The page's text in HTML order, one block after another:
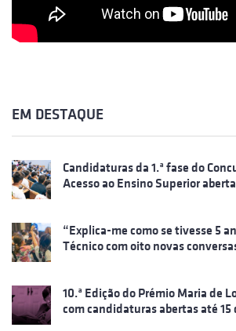
EM DESTAQUE
Candidaturas da 1.ª fase do
Acesso ao Ensino Superior
“Explica-me como se tivesse 5
Técnico com oito novas
10.ª Edição do Prémio Maria de
com candidaturas abertas até 15